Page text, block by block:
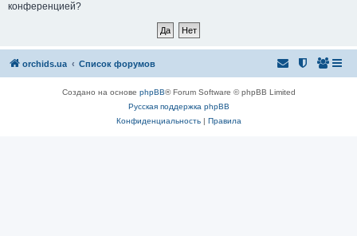
конференцией?
orchids.ua Список форумов
Создано на основе phpBB® Forum Software © phpBB Limited
Русская поддержка phpBB
Конфиденциальность| Правила